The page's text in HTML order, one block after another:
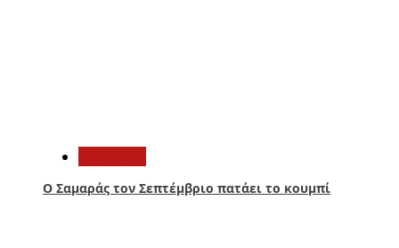
Ο Σαμαράς τον Σεπτέμβριο πατάει το κουμπί